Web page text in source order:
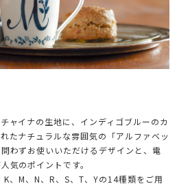
ャイナの生地に、インディゴブルーのカ
たナチュラルな雰囲気の「アルファベッ
わずお使いいただけるデザインと、電
気のポイントです。
K、M、N、R、S、T、Yの14種類をご用